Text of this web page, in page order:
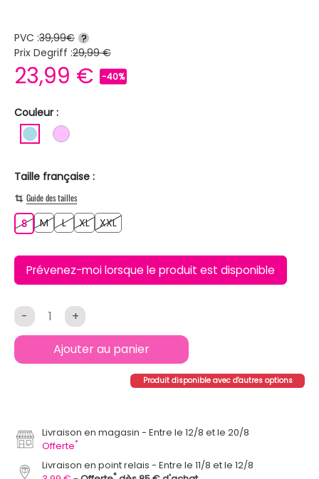
PVC :39,99€ ?
Prix Degriff :29,99 €
23,99 € -40%
Couleur :
BLEU CLAIRROSE CLAIR
Taille française :
Guide des tailles
SS MM LL XLXL XXLXXL
Prévenez-moi lorsque le produit est disponible
- +
Ajouter au panier
Produit disponible avec d'autres options
Livraison en magasin
Entre le 12/8 et le 20/8
Offerte*
Livraison en point relais
Entre le 11/8 et le 12/8
*